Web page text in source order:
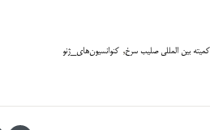
کمیته بین المللی صلیب سرخ, کنوانسیون‌های_ژنو